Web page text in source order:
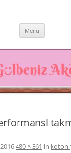
Eğitimi,
Yönetimi
Akademisyen, Eğitmen
Menü
480 × 361 in